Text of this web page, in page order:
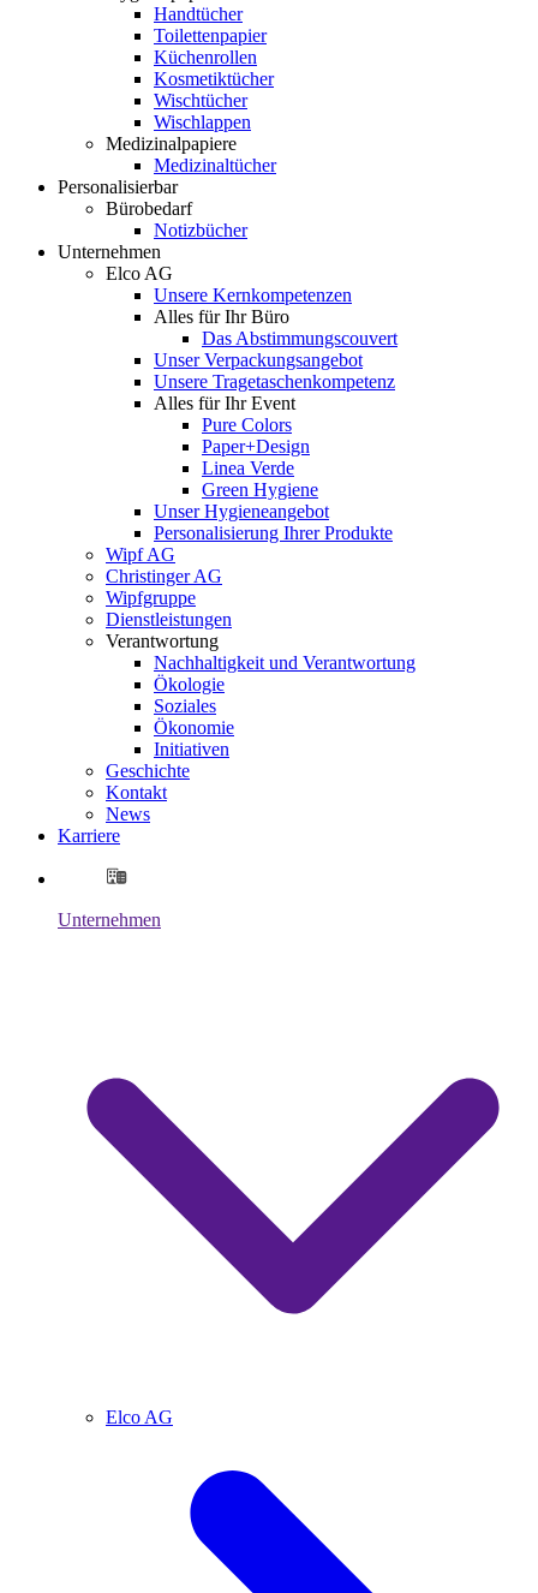
Handtücher
Toilettenpapier
Küchenrollen
Kosmetiktücher
Wischtücher
Wischlappen
Medizinalpapiere
Medizinaltücher
Personalisierbar
Bürobedarf
Notizbücher
Unternehmen
Elco AG
Unsere Kernkompetenzen
Alles für Ihr Büro
Das Abstimmungscouvert
Unser Verpackungsangebot
Unsere Tragetaschenkompetenz
Alles für Ihr Event
Pure Colors
Paper+Design
Linea Verde
Green Hygiene
Unser Hygieneangebot
Personalisierung Ihrer Produkte
Wipf AG
Christinger AG
Wipfgruppe
Dienstleistungen
Verantwortung
Nachhaltigkeit und Verantwortung
Ökologie
Soziales
Ökonomie
Initiativen
Geschichte
Kontakt
News
Karriere
Unternehmen
Elco AG